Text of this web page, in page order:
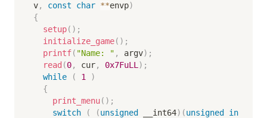
v, const char **envp)
{
setup( ) ;
initialize_game( ) ;
printf( "Name: " , argv) ;
read (0, cur, 0x7FuLL ) ;
while
( 1
)
{
print_menu( ) ;
switch
( (unsigned __int64) (unsigned
in